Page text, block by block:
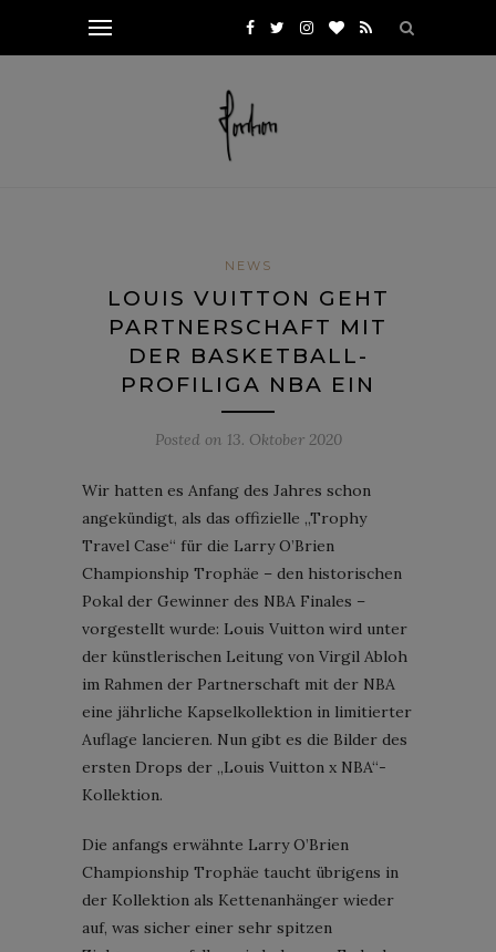
NEWS
LOUIS VUITTON GEHT
PARTNERSCHAFT MIT
DER BASKETBALL-
PROFILIGA NBA EIN
Posted on 13. Oktober 2020
Wir hatten es Anfang des Jahres schon
angekündigt, als das offizielle „Trophy
Travel Case“ für die Larry O’Brien
Championship Trophäe – den historischen
Pokal der Gewinner des NBA Finales –
vorgestellt wurde: Louis Vuitton wird unter
der künstlerischen Leitung von Virgil Abloh
im Rahmen der Partnerschaft mit der NBA
eine jährliche Kapselkollektion in limitierter
Auflage lancieren. Nun gibt es die Bilder des
ersten Drops der „Louis Vuitton x NBA“-
Kollektion.
Die anfangs erwähnte Larry O’Brien
Championship Trophäe taucht übrigens in
der Kollektion als Kettenanhänger wieder
auf, was sicher einer sehr spitzen